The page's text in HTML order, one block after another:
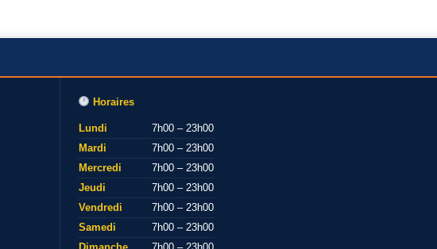
Horaires
Lundi
7h00 – 23h00
Mardi
7h00 – 23h00
Mercredi
7h00 – 23h00
Jeudi
7h00 – 23h00
Vendredi
7h00 – 23h00
Samedi
7h00 – 23h00